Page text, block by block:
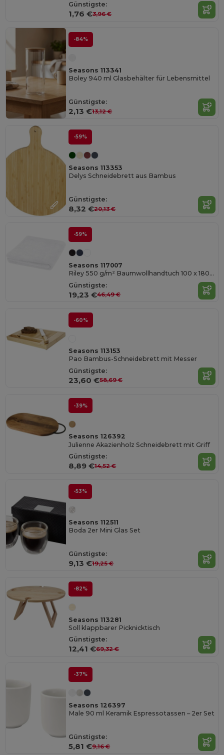
Günstigste:
1,76 €3,96 €
-84%
Seasons 113341
Boley 940 ml Glasbehälter für Lebensmittel
Günstigste:
2,13 €13,12 €
-59%
Seasons 113353
Delys Schneidebrett aus Bambus
Günstigste:
8,32 €20,13 €
-59%
Seasons 117007
Riley 550 g/m² Baumwollhandtuch 100 x 180 cm
Günstigste:
19,23 €46,49 €
-60%
Seasons 113153
Pao Bambus-Schneidebrett mit Messer
Günstigste:
23,60 €58,69 €
-39%
Seasons 126392
Julienne Akazienholz Schneidebrett mit Griff
Günstigste:
8,89 €14,52 €
-53%
Seasons 112511
Boda 2er Mini Glas Set
Günstigste:
9,13 €19,25 €
-82%
Seasons 113281
Soll klappbarer Picknicktisch
Günstigste:
12,41 €69,32 €
-37%
Seasons 126397
Male 90 ml Keramik Espressotassen – 2er Set
Günstigste:
5,81 €9,16 €